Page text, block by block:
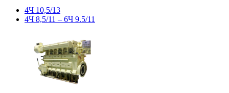
4Ч 10,5/13
4Ч 8,5/11 – 6Ч 9.5/11